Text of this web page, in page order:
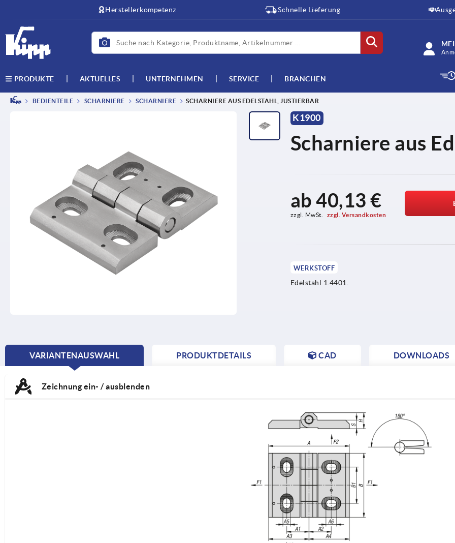
Herstellerkompetenz Schnelle Lieferung
PRODUKTE AKTUELLES UNTERNEHMEN SERVICE BRANCHEN
BEDIENTEILE SCHARNIERE SCHARNIERE SCHARNIERE AUS EDELSTAHL, JUSTIERBAR
K1900
Scharniere aus
ab40,13 €
zzgl. MwSt. zzgl. Versandkosten
WERKSTOFF
Edelstahl 1.4401.
VARIANTENAUSWAHL
CURRENT
PRODUKTDETAILS CAD DOWNLOADS
Zeichnung ein- / ausblenden